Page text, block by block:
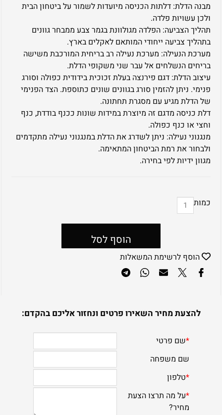
מבנה הדלת: דלתות הכניסה מיועדות לשמור על ביטחון הבית
ולכן עשויות פלדה.
תהליך הצביעה: הפלדה מגולוונת בגמר צבע ממבחר גוונים
בתהליך צביעה ייחודי המותאם לאקלים בארץ.
מערכת הנעילה: מערכת נעילה רב בריחית המורכבת משישה
בריחים הנשלחים אל עבר שני משקופי הדלת.
עיצוב הדלת: דגם פירנצה בעלת זכוכית בידודית כפולה וסורג
פנימי. ניתן להזמין סורג בגוונים שונים כתוספת. הצד הפנימי
של הדלת מגיע עם מסגרת תחתונה.
דלת כניסה מדגם זה מיוצרת במידות שונות ככנף בודדת, כנף
וחצי או כנף כפולה.
מנגנוני נעילה: ניתן לשדרג את הדלת במנגנוני נעילה מתקדמים
ולבחור את רמת הביטחון המתאימה.
מגוון ידיות לפי בחירה.
כמות
הוסף לסל
הוסף לרשימת המשאלות
להצעת מחיר השאירו פרטים ונחזור אליכם בהקדם: